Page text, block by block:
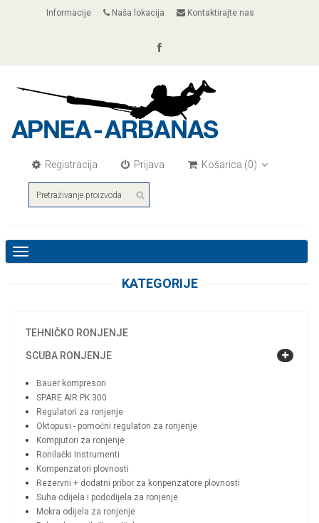
Informacije Naša lokacija Kontaktirajte nas
Registracija Prijava Košarica (0)
navigation
KATEGORIJE
TEHNIČKO RONJENJE
SCUBA RONJENJE
Bauer kompresori
SPARE AIR PK 300
Regulatori za ronjenje
Oktopusi - pomoćni regulatori za ronjenje
Kompjutori za ronjenje
Ronilački Instrumenti
Kompenzatori plovnosti
Rezervni + dodatni pribor za konpenzatore plovnosti
Suha odijela i pododijela za ronjenje
Mokra odijela za ronjenje